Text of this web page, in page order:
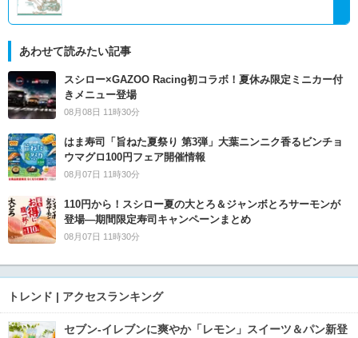
あわせて読みたい記事
スシロー×GAZOO Racing初コラボ！夏休み限定ミニカー付
きメニュー登場
08月08日 11時30分
はま寿司「旨ねた夏祭り 第3弾」大葉ニンニク香るビンチョ
ウマグロ100円フェア開催情報
08月07日 11時30分
110円から！スシロー夏の大とろ＆ジャンボとろサーモンが
登場―期間限定寿司キャンペーンまとめ
08月07日 11時30分
トレンド | アクセスランキング
セブン‐イレブンに爽やか「レモン」スイーツ＆パン新登